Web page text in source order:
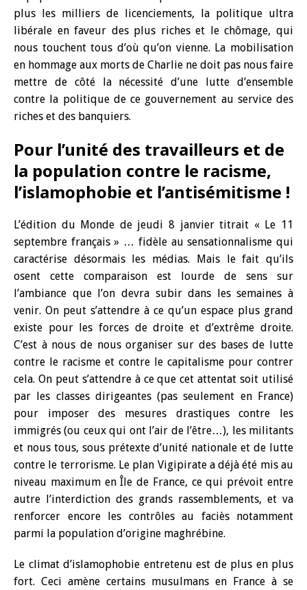
plus les milliers de licenciements, la politique ultra
libérale en faveur des plus riches et le chômage, qui
nous touchent tous d’où qu’on vienne. La mobilisation
en hommage aux morts de Charlie ne doit pas nous faire
mettre de côté la nécessité d’une lutte d’ensemble
contre la politique de ce gouvernement au service des
riches et des banquiers.
Pour l’unité des travailleurs et de
la population contre le racisme,
l’islamophobie et l’antisémitisme !
L’édition du Monde de jeudi 8 janvier titrait « Le 11
septembre français » … fidèle au sensationnalisme qui
caractérise désormais les médias. Mais le fait qu’ils
osent cette comparaison est lourde de sens sur
l’ambiance que l’on devra subir dans les semaines à
venir. On peut s’attendre à ce qu’un espace plus grand
existe pour les forces de droite et d’extrême droite.
C’est à nous de nous organiser sur des bases de lutte
contre le racisme et contre le capitalisme pour contrer
cela. On peut s’attendre à ce que cet attentat soit utilisé
par les classes dirigeantes (pas seulement en France)
pour imposer des mesures drastiques contre les
immigrés (ou ceux qui ont l’air de l’être…), les militants
et nous tous, sous prétexte d’unité nationale et de lutte
contre le terrorisme. Le plan Vigipirate a déjà été mis au
niveau maximum en Île de France, ce qui prévoit entre
autre l’interdiction des grands rassemblements, et va
renforcer encore les contrôles au faciès notamment
parmi la population d’origine maghrébine.
Le climat d’islamophobie entretenu est de plus en plus
fort. Ceci amène certains musulmans en France à se